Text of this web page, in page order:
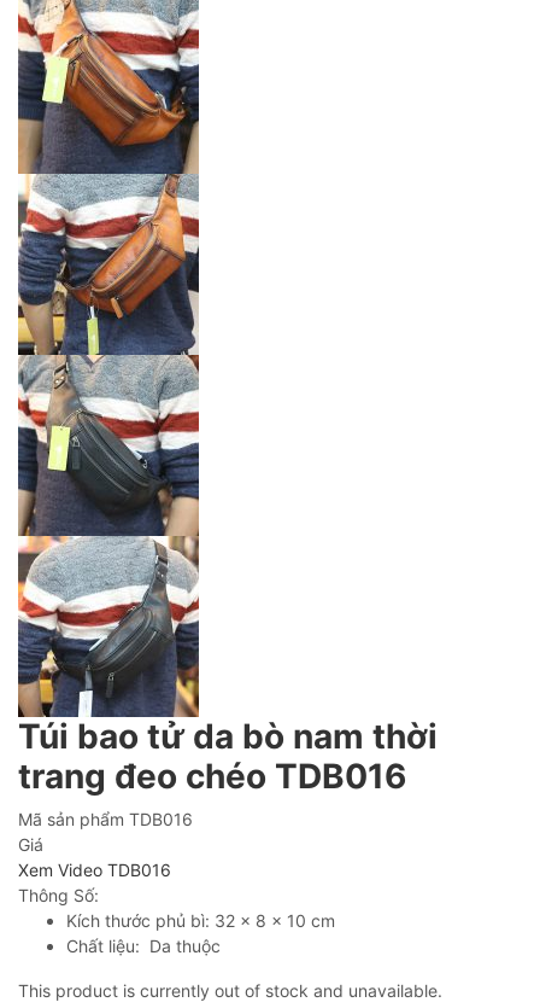
Túi bao tử da bò nam thời
trang đeo chéo TDB016
Mã sản phẩm TDB016
Giá
Xem Video TDB016
Thông Số:
Kích thước phủ bì: 32 x 8 x 10 cm
Chất liệu: Da thuộc
This product is currently out of stock and unavailable.